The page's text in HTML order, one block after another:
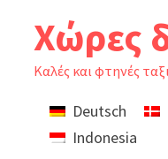
Χώρες
Καλές και φτηνές
Deutsch
Indonesia